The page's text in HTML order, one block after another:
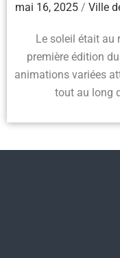
mai 16, 2025 / Ville
Le soleil était au
première édition
animations variées
tout au long